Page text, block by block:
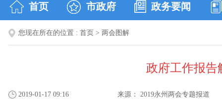
首页 市政府 政务要闻
您现在所在的位置 : 首页 > 两会图解
政府工作报告
2019-01-17 09:16 来源： 2019永州两会专题报道